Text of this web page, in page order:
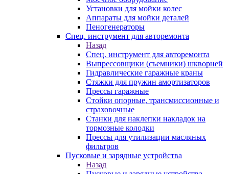
Установки для мойки колес
Аппараты для мойки деталей
Пеногенераторы
Спец. инструмент для авторемонта
Назад
Спец. инструмент для авторемонта
Выпрессовщики (съемники) шкворней
Гидравлические гаражные краны
Стяжки для пружин амортизаторов
Прессы гаражные
Стойки опорные, трансмиссионные и
страховочные
Станки для наклепки накладок на
тормозные колодки
Прессы для утилизации масляных
фильтров
Пусковые и зарядные устройства
Назад